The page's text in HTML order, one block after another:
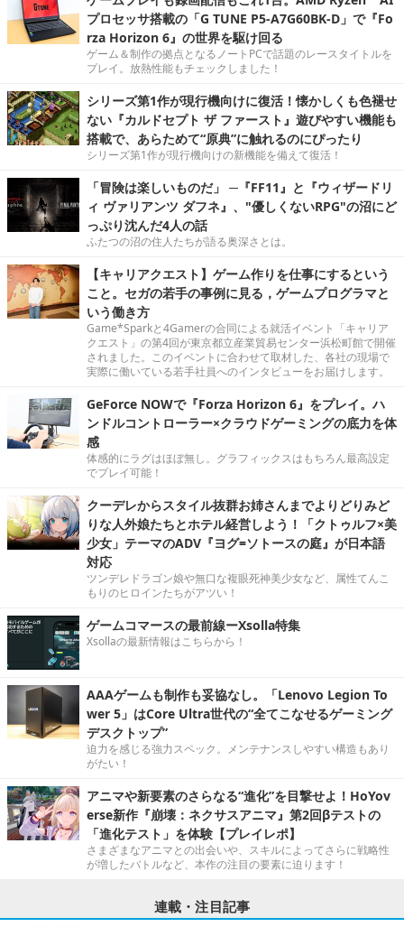
プロセッサ搭載の「G TUNE P5-A7G60BK-D」で『Fo
rza Horizon 6』の世界を駆け回る
ゲーム＆制作の拠点となるノートPCで話題のレースタイトルを
プレイ。放熱性能もチェックしました！
シリーズ第1作が現行機向けに復活！懐かしくも色褪せ
ない『カルドセプト ザ ファースト』遊びやすい機能も
搭載で、あらためて“原典”に触れるのにぴったり
シリーズ第1作が現行機向けの新機能を備えて復活！
「冒険は楽しいものだ」 ─『FF11』と『ウィザードリ
ィ ヴァリアンツ ダフネ』、"優しくないRPG"の沼にど
っぷり沈んだ4人の話
ふたつの沼の住人たちが語る奥深さとは。
【キャリアクエスト】ゲーム作りを仕事にするという
こと。セガの若手の事例に見る，ゲームプログラマと
いう働き方
Game*Sparkと4Gamerの合同による就活イベント「キャリア
クエスト」の第4回が東京都立産業貿易センター浜松町館で開催
されました。このイベントに合わせて取材した、各社の現場で
実際に働いている若手社員へのインタビューをお届けします。
GeForce NOWで『Forza Horizon 6』をプレイ。ハ
ンドルコントローラー×クラウドゲーミングの底力を体
感
体感的にラグはほぼ無し。グラフィックスはもちろん最高設定
でプレイ可能！
クーデレからスタイル抜群お姉さんまでよりどりみど
りな人外娘たちとホテル経営しよう！「クトゥルフ×美
少女」テーマのADV『ヨグ=ソトースの庭』が日本語
対応
ツンデレドラゴン娘や無口な複眼死神美少女など、属性てんこ
もりのヒロインたちがアツい！
ゲームコマースの最前線ーXsolla特集
Xsollaの最新情報はこちらから！
AAAゲームも制作も妥協なし。「Lenovo Legion To
wer 5」はCore Ultra世代の“全てこなせるゲーミング
デスクトップ”
迫力を感じる強力スペック。メンテナンスしやすい構造もあり
がたい！
アニマや新要素のさらなる“進化”を目撃せよ！HoYov
erse新作『崩壊：ネクサスアニマ』第2回βテストの
「進化テスト」を体験【プレイレポ】
さまざまなアニマとの出会いや、スキルによってさらに戦略性
が増したバトルなど、本作の注目の要素に迫ります！
連載・注目記事